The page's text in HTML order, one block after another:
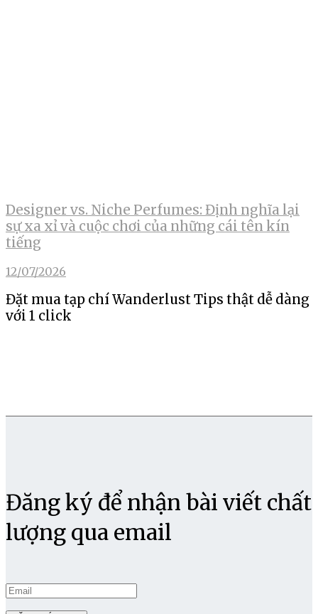
Designer vs. Niche Perfumes: Định nghĩa lại
sự xa xỉ và cuộc chơi của những cái tên kín
tiếng
12/07/2026
Đặt mua tạp chí Wanderlust Tips thật dễ dàng
với 1 click
Đăng ký để nhận bài viết chất
lượng qua email